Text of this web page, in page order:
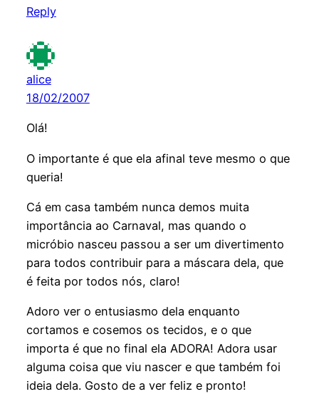
Reply
alice
18/02/2007
Olá!
O importante é que ela afinal teve mesmo o que
queria!
Cá em casa também nunca demos muita
importância ao Carnaval, mas quando o
micróbio nasceu passou a ser um divertimento
para todos contribuir para a máscara dela, que
é feita por todos nós, claro!
Adoro ver o entusiasmo dela enquanto
cortamos e cosemos os tecidos, e o que
importa é que no final ela ADORA! Adora usar
alguma coisa que viu nascer e que também foi
ideia dela. Gosto de a ver feliz e pronto!